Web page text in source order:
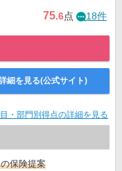
75.6点 18件
細を見る(公式サイト)
目・部門別得点の詳細を見る
保険提案